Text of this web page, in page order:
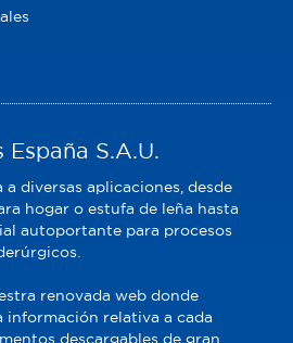
España S.A.U.
diversas aplicaciones, desde
hogar o estufa de leña hasta
autoportante para procesos
renovada web donde
información relativa a cada